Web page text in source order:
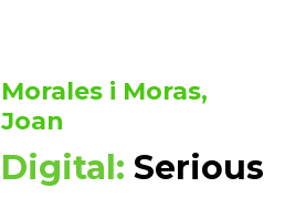
Morales i Moras,
Joan
Digital: Serious